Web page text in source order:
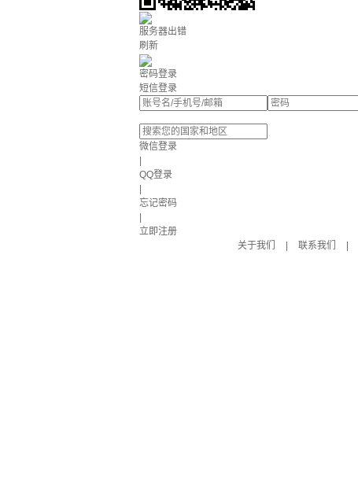
服务器出错
刷新
密码登录
短信登录
微信登录
QQ登录
忘记密码
立即注册
关于我们
联系我们